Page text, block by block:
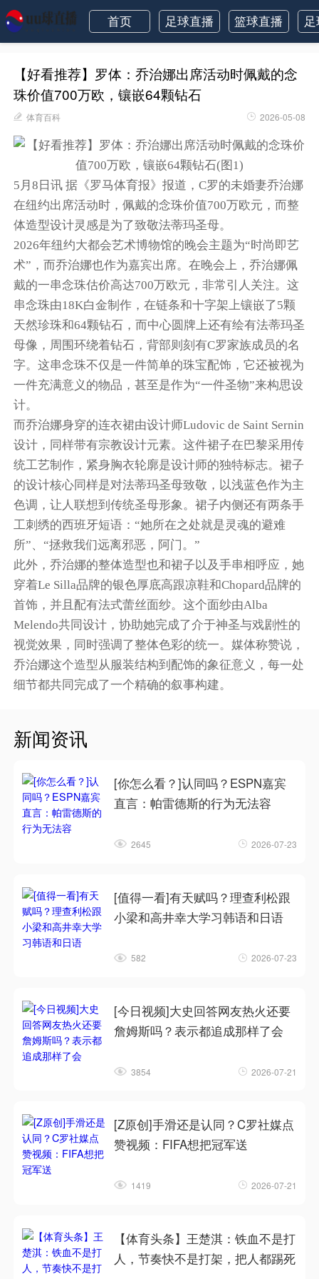
首页 足球直播 篮球直播
【好看推荐】罗体：乔治娜出席活动时佩戴的念
珠价值700万欧，镶嵌64颗钻石
体育百科 2026-05-08
5月8日讯 据《罗马体育报》报道，C罗的未婚妻乔治娜
在纽约出席活动时，佩戴的念珠价值700万欧元，而整
体造型设计灵感是为了致敬法蒂玛圣母。
2026年纽约大都会艺术博物馆的晚会主题为“时尚即艺
术”，而乔治娜也作为嘉宾出席。在晚会上，乔治娜佩
戴的一串念珠估价高达700万欧元，非常引人关注。这
串念珠由18K白金制作，在链条和十字架上镶嵌了5颗
天然珍珠和64颗钻石，而中心圆牌上还有绘有法蒂玛圣
母像，周围环绕着钻石，背部则刻有C罗家族成员的名
字。这串念珠不仅是一件简单的珠宝配饰，它还被视为
一件充满意义的物品，甚至是作为“一件圣物”来构思设
计。
而乔治娜身穿的连衣裙由设计师Ludovic de Saint Sernin
设计，同样带有宗教设计元素。这件裙子在巴黎采用传
统工艺制作，紧身胸衣轮廓是设计师的独特标志。裙子
的设计核心同样是对法蒂玛圣母致敬，以浅蓝色作为主
色调，让人联想到传统圣母形象。裙子内侧还有两条手
工刺绣的西班牙短语：“她所在之处就是灵魂的避难
所”、“拯救我们远离邪恶，阿门。”
此外，乔治娜的整体造型也和裙子以及手串相呼应，她
穿着Le Silla品牌的银色厚底高跟凉鞋和Chopard品牌的
首饰，并且配有法式蕾丝面纱。这个面纱由Alba
Melendo共同设计，协助她完成了介于神圣与戏剧性的
视觉效果，同时强调了整体色彩的统一。媒体称赞说，
乔治娜这个造型从服装结构到配饰的象征意义，每一处
细节都共同完成了一个精确的叙事构建。
新闻资讯
[你怎么看？]认同吗？ESPN嘉宾
直言：帕雷德斯的行为无法容
2645 2026-07-23
[值得一看]有天赋吗？理查利松跟
小梁和高井幸大学习韩语和日语
582 2026-07-23
[今日视频]大史回答网友热火还要
詹姆斯吗？表示都追成那样了会
3854 2026-07-21
[Z原创]手滑还是认同？C罗社媒点
赞视频：FIFA想把冠军送
1419 2026-07-21
【体育头条】王楚淇：铁血不是打
人，节奏快不是打架，把人都踢死